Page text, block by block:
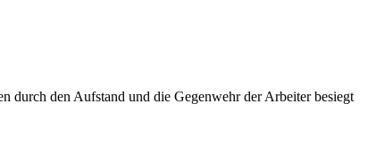
durch den Aufstand und die Gegenwehr der Arbeiter besiegt